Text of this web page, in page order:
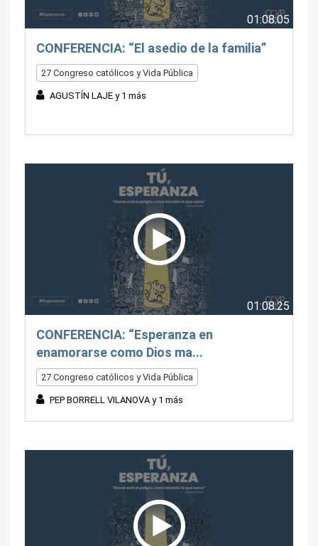
01:08:05
CONFERENCIA: “El asedio de la familia”
27 Congreso católicos y Vida Pública
AGUSTÍN LAJE y 1 más
01:08:25
CONFERENCIA: “Esperanza en
enamorarse como Dios ma...
27 Congreso católicos y Vida Pública
PEP BORRELL VILANOVA y 1 más